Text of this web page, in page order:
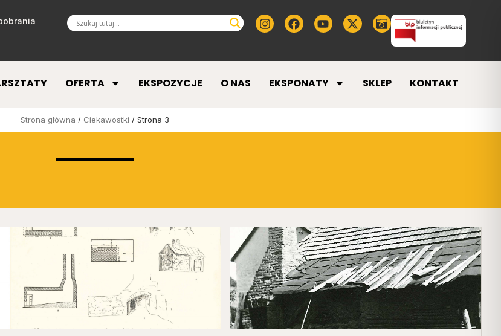
OFERTA EKSPOZYCJE O NAS EKSPONATY SKLEP KONTAKT
Strona główna / Ciekawostki / Strona 3